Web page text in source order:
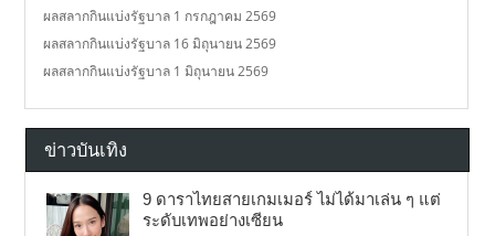
ผลสลากกินแบ่งรัฐบาล 1 กรกฎาคม 2569
ผลสลากกินแบ่งรัฐบาล 16 มิถุนายน 2569
ผลสลากกินแบ่งรัฐบาล 1 มิถุนายน 2569
ข่าวบันเทิง
9 ดาราไทยสายเกมเมอร์ ไม่ได้มาเล่น ๆ แต่
ระดับเทพอย่างเซียน